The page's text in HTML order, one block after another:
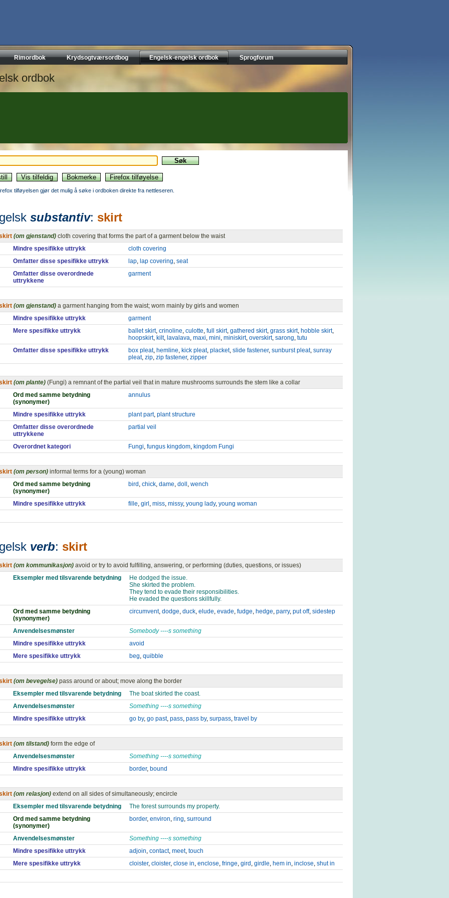
Rimordbok Krydsogtværsordbog Engelsk-engelsk ordbok Sprogforum
ordbok
tilføyelsen gjør det mulig å søke i ordboken direkte fra nettleseren.
substantiv: skirt
(om gjenstand) cloth covering that forms the part of a garment below the waist
Mindre spesifikke uttrykk
cloth covering
Omfatter disse spesifikke uttrykk
lap, lap covering, seat
Omfatter disse overordnede
uttrykkene
garment
(om gjenstand) a garment hanging from the waist; worn mainly by girls and women
Mindre spesifikke uttrykk
garment
Mere spesifikke uttrykk
ballet skirt, crinoline, culotte, full skirt, gathered skirt, grass skirt, hobble skirt,
hoopskirt, kilt, lavalava, maxi, mini, miniskirt, overskirt, sarong, tutu
Omfatter disse spesifikke uttrykk
box pleat, hemline, kick pleat, placket, slide fastener, sunburst pleat, sunray
pleat, zip, zip fastener, zipper
(om plante) (Fungi) a remnant of the partial veil that in mature mushrooms surrounds the stem like a collar
Ord med samme betydning
(synonymer)
annulus
Mindre spesifikke uttrykk plant part, plant structure
Omfatter disse overordnede
uttrykkene
partial veil
Overordnet kategori Fungi, fungus kingdom, kingdom Fungi
(om person) informal terms for a (young) woman
Ord med samme betydning
(synonymer)
bird , chick, dame, doll , wench
Mindre spesifikke uttrykk fille, girl , miss, missy, young lady, young woman
verb: skirt
(om kommunikasjon) avoid or try to avoid fulfilling, answering, or performing (duties, questions, or issues)
Eksempler med tilsvarende betydning
He dodged the issue.
She skirted the problem.
They tend to evade their responsibilities.
He evaded the questions skillfully.
Ord med samme betydning
(synonymer)
circumvent, dodge, duck, elude, evade, fudge, hedge, parry, put off, sidestep
Anvendelsesmønster
Somebody ----s something
Mindre spesifikke uttrykk
avoid
Mere spesifikke uttrykk
beg, quibble
(om bevegelse) pass around or about; move along the border
Eksempler med tilsvarende betydning
The boat skirted the coast.
Anvendelsesmønster
Something ----s something
Mindre spesifikke uttrykk
go by, go past, pass, pass by, surpass, travel by
(om tilstand) form the edge of
Anvendelsesmønster
Something ----s something
Mindre spesifikke uttrykk
border, bound
(om relasjon) extend on all sides of simultaneously; encircle
Eksempler med tilsvarende betydning
The forest surrounds my property.
Ord med samme betydning
(synonymer)
border, environ, ring, surround
Anvendelsesmønster
Something ----s something
Mindre spesifikke uttrykk
adjoin, contact, meet, touch
Mere spesifikke uttrykk
cloister, cloister, close in, enclose, fringe, gird , girdle, hem in, inclose, shut in